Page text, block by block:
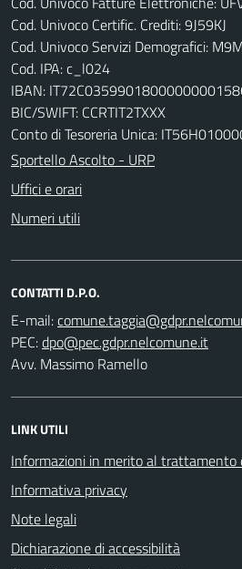
Cod. Univoco Certific. Crediti: 9J59KJ
Cod. Univoco Servizi Demografici:
Cod. IPA: c_l024
IBAN:
BIC/SWIFT: CCRTIT2TXXX
Conto di Tesoreria Unica:
Sportello Ascolto - URP
Uffici e orari
Numeri utili
CONTATTI D.P.O.
E-mail:
PEC:
Avv. Massimo Ramello
LINK UTILI
Informazioni in merito al trattamento
Informativa privacy
Note legali
Dichiarazione di accessibilità